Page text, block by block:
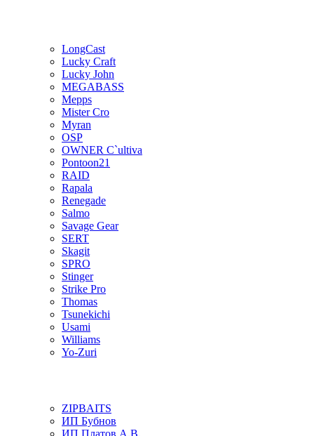
LongCast
Lucky Craft
Lucky John
MEGABASS
Mepps
Mister Cro
Myran
OSP
OWNER C`ultiva
Pontoon21
RAID
Rapala
Renegade
Salmo
Savage Gear
SERT
Skagit
SPRO
Stinger
Strike Pro
Thomas
Tsunekichi
Usami
Williams
Yo-Zuri
ZIPBAITS
ИП Бубнов
ИП Платов А.В.